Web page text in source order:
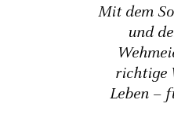
Mit dem
und
richtige
Leben –